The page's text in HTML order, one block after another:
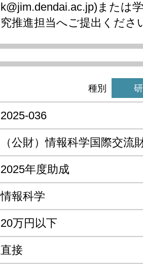
k@jim.dendai.ac.jp)または
究推進担当へご提出くださ
2025-036
種別
（公財）情報科学国際交流
2025年度助成
情報科学
20万円以下
直接